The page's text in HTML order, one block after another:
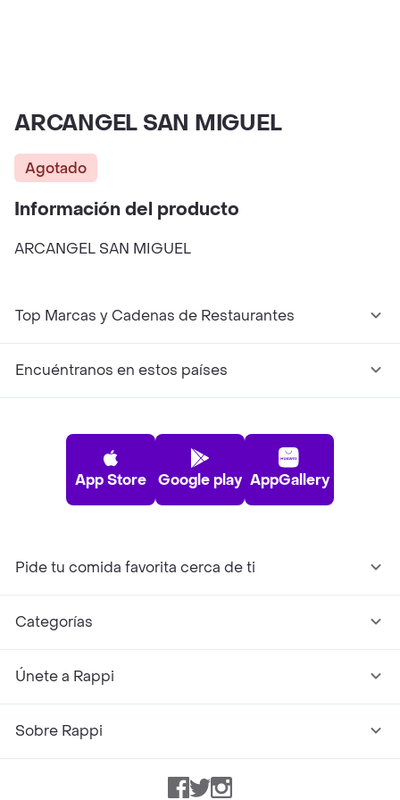
ARCANGEL SAN MIGUEL
Agotado
Información del producto
ARCANGEL SAN MIGUEL
Top Marcas y Cadenas de Restaurantes
Encuéntranos en estos países
App Store Google play AppGallery
Pide tu comida favorita cerca de ti
Categorías
Únete a Rappi
Sobre Rappi
Facebook
TwitterInstagram